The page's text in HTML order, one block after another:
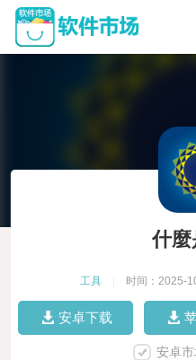
什麼
工具 时间：2025-
安卓下载
安卓